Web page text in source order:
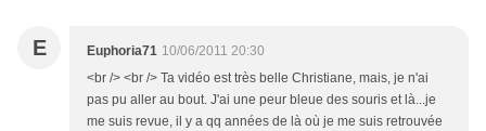
E Euphoria71 10/06/2011 20:30
<br /> <br /> Ta vidéo est très belle Christiane, mais, je n'ai
pas pu aller au bout. J'ai une peur bleue des souris et là...je
me suis revue, il y a qq années de là où je me suis retrouvée